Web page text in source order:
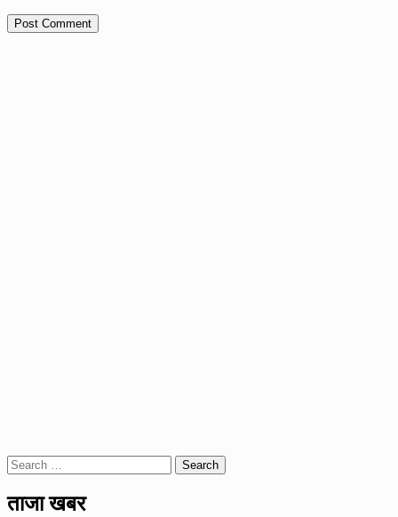
Search
for:
ताजा खबर